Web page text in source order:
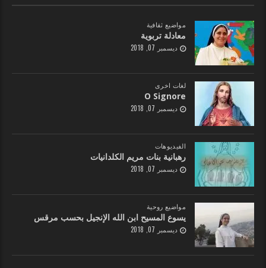
مواضيع ثقافية
معادلة تربوية
ديسمبر 07, 2018
لغات اخرى
O Signore
ديسمبر 07, 2018
الفيديوهات
رهبانية بنات مريم الكلدانيات
ديسمبر 07, 2018
مواضيع روحية
يسوع المسيح ابن الله الإنجيل بحسب مرقس
ديسمبر 07, 2018